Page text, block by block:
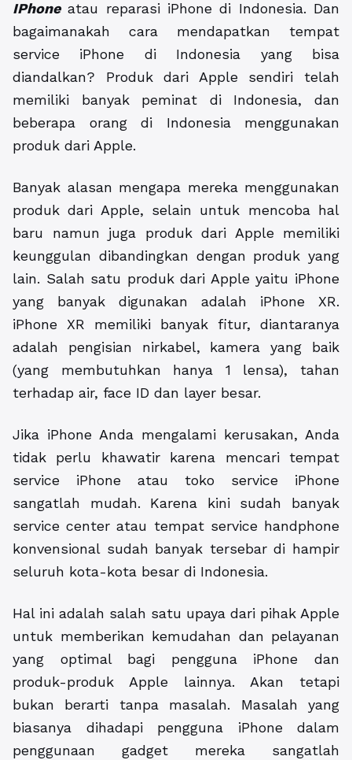
IPhoneatau reparasi iPhone di Indonesia. Dan
bagaimanakah cara mendapatkan tempat
service iPhone di Indonesia yang bisa
diandalkan? Produk dari Apple sendiri telah
memiliki banyak peminat di Indonesia, dan
beberapa orang di Indonesia menggunakan
produk dari Apple.
Banyak alasan mengapa mereka menggunakan
produk dari Apple, selain untuk mencoba hal
baru namun juga produk dari Apple memiliki
keunggulan dibandingkan dengan produk yang
lain. Salah satu produk dari Apple yaitu iPhone
yang banyak digunakan adalah iPhone XR.
iPhone XR memiliki banyak fitur, diantaranya
adalah pengisian nirkabel, kamera yang baik
(yang membutuhkan hanya 1 lensa), tahan
terhadap air, face ID dan layer besar.
Jika iPhone Anda mengalami kerusakan, Anda
tidak perlu khawatir karena mencari tempat
service iPhone atau toko service iPhone
sangatlah mudah. Karena kini sudah banyak
service center atau tempat service handphone
konvensional sudah banyak tersebar di hampir
seluruh kota-kota besar di Indonesia.
Hal ini adalah salah satu upaya dari pihak Apple
untuk memberikan kemudahan dan pelayanan
yang optimal bagi pengguna iPhone dan
produk-produk Apple lainnya. Akan tetapi
bukan berarti tanpa masalah. Masalah yang
biasanya dihadapi pengguna iPhone dalam
penggunaan gadget mereka sangatlah